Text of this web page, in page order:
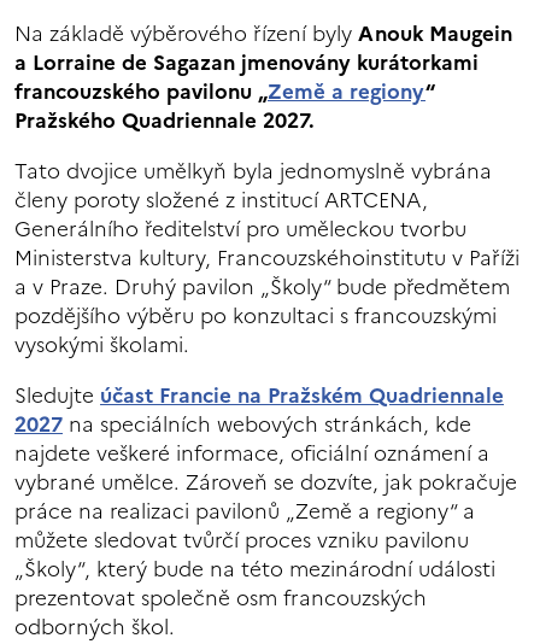
Na základě výběrového řízení bylyAnouk Maugein
a Lorraine de Sagazan jmenovány kurátorkami
francouzského pavilonu „Země a regiony“
Pražského Quadriennale 2027.
Tato dvojice umělkyň byla jednomyslně vybrána
členy poroty složené z institucí ARTCENA,
Generálního ředitelství pro uměleckou tvorbu
Ministerstva kultury, Francouzskéhoinstitutu v Paříži
a v Praze. Druhý pavilon „Školy“ bude předmětem
pozdějšího výběru po konzultaci s francouzskými
vysokými školami.
Sledujte účast Francie na Pražském Quadriennale
2027 na speciálních webových stránkách, kde
najdete veškeré informace, oficiální oznámení a
vybrané umělce. Zároveň se dozvíte, jak pokračuje
práce na realizaci pavilonů „Země a regiony“ a
můžete sledovat tvůrčí proces vzniku pavilonu
„Školy“, který bude na této mezinárodní události
prezentovat společně osm francouzských
odborných škol.